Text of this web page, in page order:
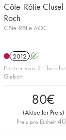
Côte-Rôtie Clusel-
Roch
Côte-Rôtie AOC
2012 A
Posten von 2
Gebot
80€
(Aktueller Preis)
Preis pro Einheit40